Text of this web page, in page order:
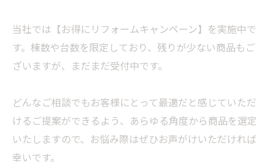
当社では【お得にリフォームキャンペーン】を実施中で
す。棟数や台数を限定しており、残りが少ない商品もご
ざいますが、まだまだ受付中です。
どんなご相談でもお客様にとって最適だと感じていただ
けるご提案ができるよう、あらゆる角度から商品を選定
いたしますので、お悩み際はぜひお声がけいただければ
幸いです。